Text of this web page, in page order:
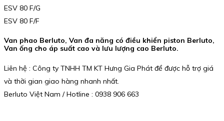
ESV 80 F/G
ESV 80 F/F
Van phao Berluto, Van đa năng có điều khiển piston Berluto,
Van ống cho áp suất cao và lưu lượng cao Berluto.
Liên hệ : Công ty TNHH TM KT Hưng Gia Phát để được hỗ trợ giá
và thời gian giao hàng nhanh nhất.
Berluto Việt Nam / Hotline : 0938 906 663